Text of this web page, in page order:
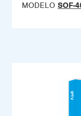
MODELO SOF-